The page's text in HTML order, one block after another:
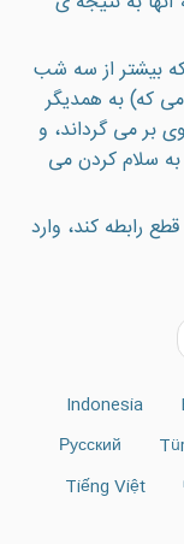
بيشتر از سه شب
كه) به همديگر
بر مى گرداند، و
سلام كردن مى
رابطه کند، وارد
Indonesia
Русский
Tiếng Việt